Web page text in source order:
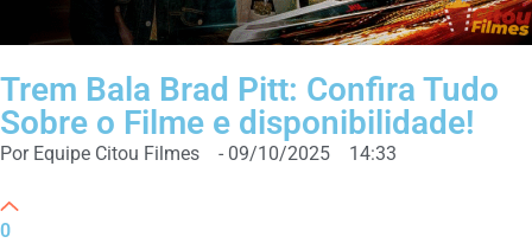
Trem Bala Brad Pitt: Confira Tudo
Sobre o Filme e disponibilidade!
Por Equipe Citou Filmes - 09/10/2025 14:33
0